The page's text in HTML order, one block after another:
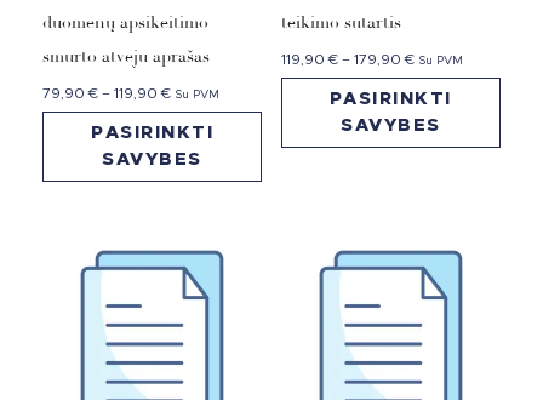
duomenų apsikeitimo
smurto atveju aprašas
79,90€ – 119,90€ Su PVM
PASIRINKTI
SAVYBES
teikimo sutartis
119,90€ – 179,90€ Su PVM
PASIRINKTI
SAVYBES